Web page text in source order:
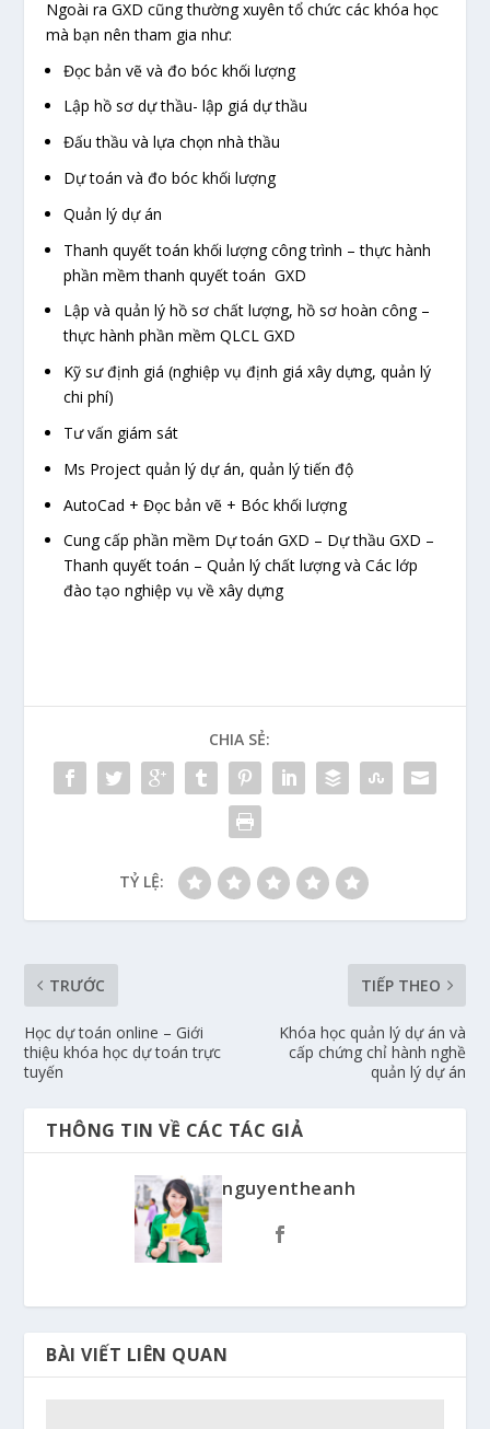
Ngoài ra GXD cũng thường xuyên tổ chức các khóa học
mà bạn nên tham gia như:
Đọc bản vẽ và đo bóc khối lượng
Lập hồ sơ dự thầu- lập giá dự thầu
Đấu thầu và lựa chọn nhà thầu
Dự toán và đo bóc khối lượng
Quản lý dự án
Thanh quyết toán khối lượng công trình – thực hành
phần mềm thanh quyết toán GXD
Lập và quản lý hồ sơ chất lượng, hồ sơ hoàn công –
thực hành phần mềm QLCL GXD
Kỹ sư định giá (nghiệp vụ định giá xây dựng, quản lý
chi phí)
Tư vấn giám sát
Ms Project quản lý dự án, quản lý tiến độ
AutoCad + Đọc bản vẽ + Bóc khối lượng
Cung cấp phần mềm Dự toán GXD – Dự thầu GXD –
Thanh quyết toán – Quản lý chất lượng và Các lớp
đào tạo nghiệp vụ về xây dựng
CHIA SẺ:
TỶ LỆ:
TRƯỚC
Học dự toán online – Giới
thiệu khóa học dự toán trực
tuyến
TIẾP THEO
Khóa học quản lý dự án và
cấp chứng chỉ hành nghề
quản lý dự án
THÔNG TIN VỀ CÁC TÁC GIẢ
nguyentheanh
BÀI VIẾT LIÊN QUAN